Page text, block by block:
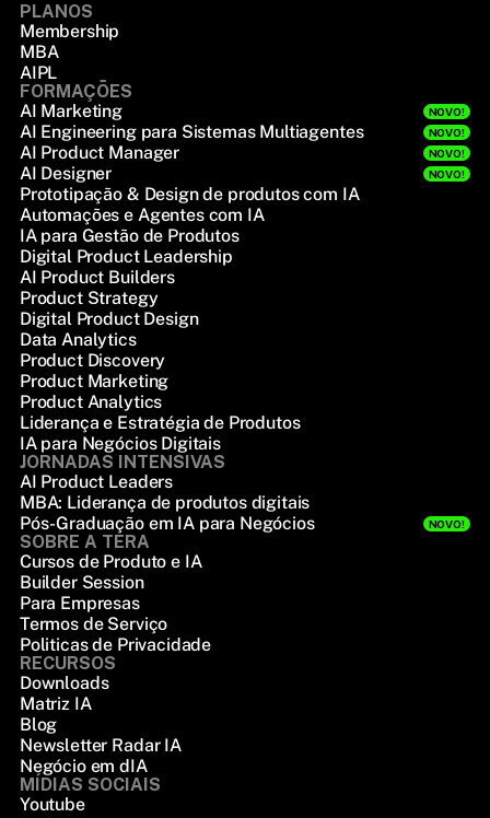
PLANOS
Membership
MBA
AIPL
FORMAÇÕES
AI Marketing
NOVO!
AI Engineering para Sistemas Multiagentes NOVO!
AI Product Manager NOVO!
AI Designer NOVO!
Prototipação & Design de produtos com IA
Automações e Agentes com IA
IA para Gestão de Produtos
Digital Product Leadership
AI Product Builders
Product Strategy
Digital Product Design
Data Analytics
Product Discovery
Product Marketing
Product Analytics
Liderança e Estratégia de Produtos
IA para Negócios Digitais
JORNADAS INTENSIVAS
AI Product Leaders
MBA: Liderança de produtos digitais
Pós-Graduação em IA para Negócios
NOVO!
SOBRE A TERA
Cursos de Produto e IA
Builder Session
Para Empresas
Termos de Serviço
Politicas de Privacidade
RECURSOS
Downloads
Matriz IA
Blog
Newsletter Radar IA
Negócio em dIA
MÍDIAS SOCIAIS
Youtube